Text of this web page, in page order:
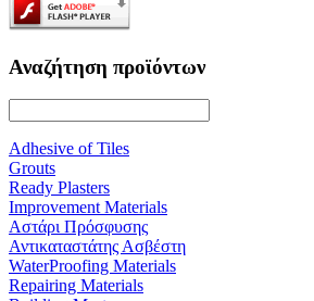
Αναζήτηση προϊόντων
Adhesive of Tiles
Grouts
Ready Plasters
Improvement Materials
Αστάρι Πρόσφυσης
Αντικαταστάτης Ασβέστη
WaterProofing Materials
Repairing Materials